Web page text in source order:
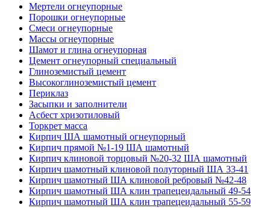
Мертели огнеупорные
Порошки огнеупорные
Смеси огнеупорные
Массы огнеупорные
Шамот и глина огнеупорная
Цемент огнеупорный специальный
Глиноземистый цемент
Высокоглиноземистый цемент
Периклаз
Засыпки и заполнители
Асбест хризотиловый
Торкрет масса
Кирпич ША шамотный огнеупорный
Кирпич прямой №1-19 ША шамотный
Кирпич клиновой торцовый №20-32 ША шамотный
Кирпич шамотный клиновой полуторный ША 33-41
Кирпич шамотный ША клиновой ребровый №42-48
Кирпич шамотный ША клин трапецеидальный 49-54
Кирпич шамотный ША клин трапецеидальный 55-59